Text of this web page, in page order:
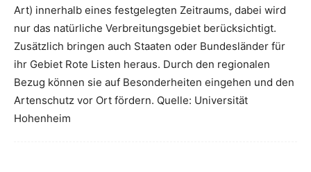
Art) innerhalb eines festgelegten Zeitraums, dabei wird
nur das natürliche Verbreitungsgebiet berücksichtigt.
Zusätzlich bringen auch Staaten oder Bundesländer für
ihr Gebiet Rote Listen heraus. Durch den regionalen
Bezug können sie auf Besonderheiten eingehen und den
Artenschutz vor Ort fördern. Quelle: Universität
Hohenheim